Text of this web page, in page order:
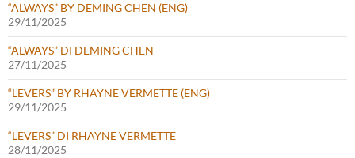
“ALWAYS” BY DEMING CHEN (ENG)
29/11/2025
“ALWAYS” DI DEMING CHEN
27/11/2025
“LEVERS” BY RHAYNE VERMETTE (ENG)
29/11/2025
“LEVERS” DI RHAYNE VERMETTE
28/11/2025